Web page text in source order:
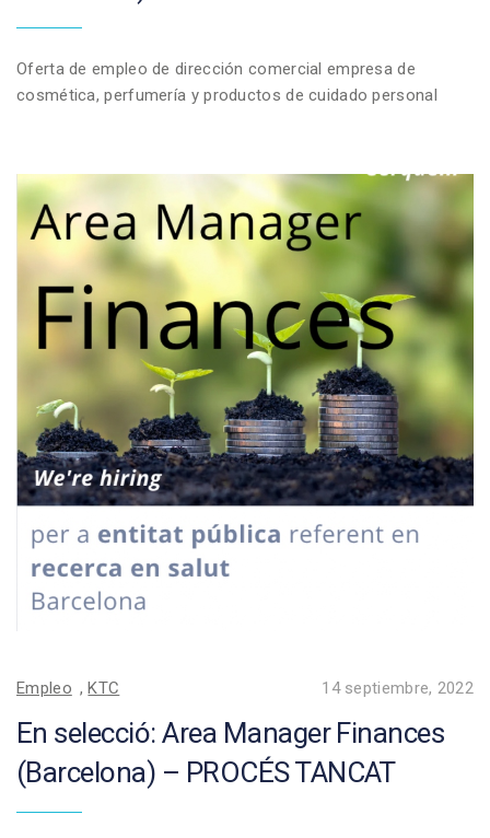
Oferta de empleo de dirección comercial empresa de
cosmética, perfumería y productos de cuidado personal
Empleo ,KTC 14 septiembre, 2022
En selecció: Area Manager Finances
(Barcelona) – PROCÉS TANCAT